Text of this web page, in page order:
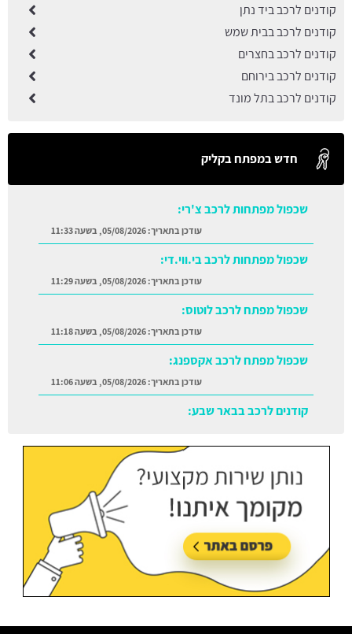
קודנים לרכב ביד נתן
קודנים לרכב בבית שמש
קודנים לרכב בחצרים
קודנים לרכב בירוחם
קודנים לרכב בתל מונד
חדש במפתח בקליק
שכפול מפתחות לרכב צ'רי:
עודכן בתאריך:05/08/2026, בשעה 11:33
שכפול מפתחות לרכב בי.ווי.די:
עודכן בתאריך:05/08/2026, בשעה 11:29
שכפול מפתח לרכב לוטוס:
עודכן בתאריך:05/08/2026, בשעה 11:18
שכפול מפתח לרכב אקספנג:
עודכן בתאריך:05/08/2026, בשעה 11:06
קודנים לרכב בבאר שבע: